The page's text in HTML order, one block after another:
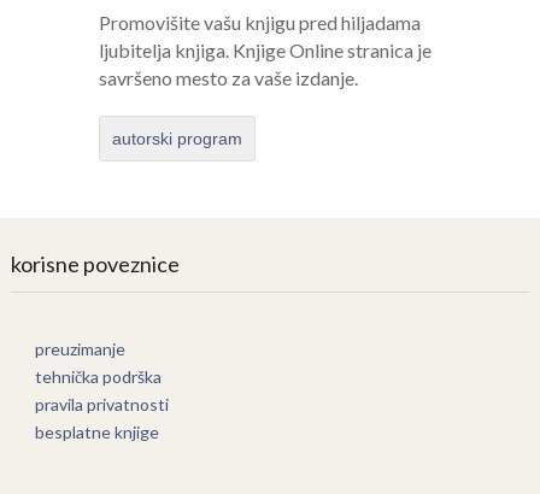
Promovišite vašu knjigu pred hiljadama
ljubitelja knjiga. Knjige Online stranica je
savršeno mesto za vaše izdanje.
autorski program
korisne poveznice
preuzimanje
tehnička podrška
pravila privatnosti
besplatne knjige